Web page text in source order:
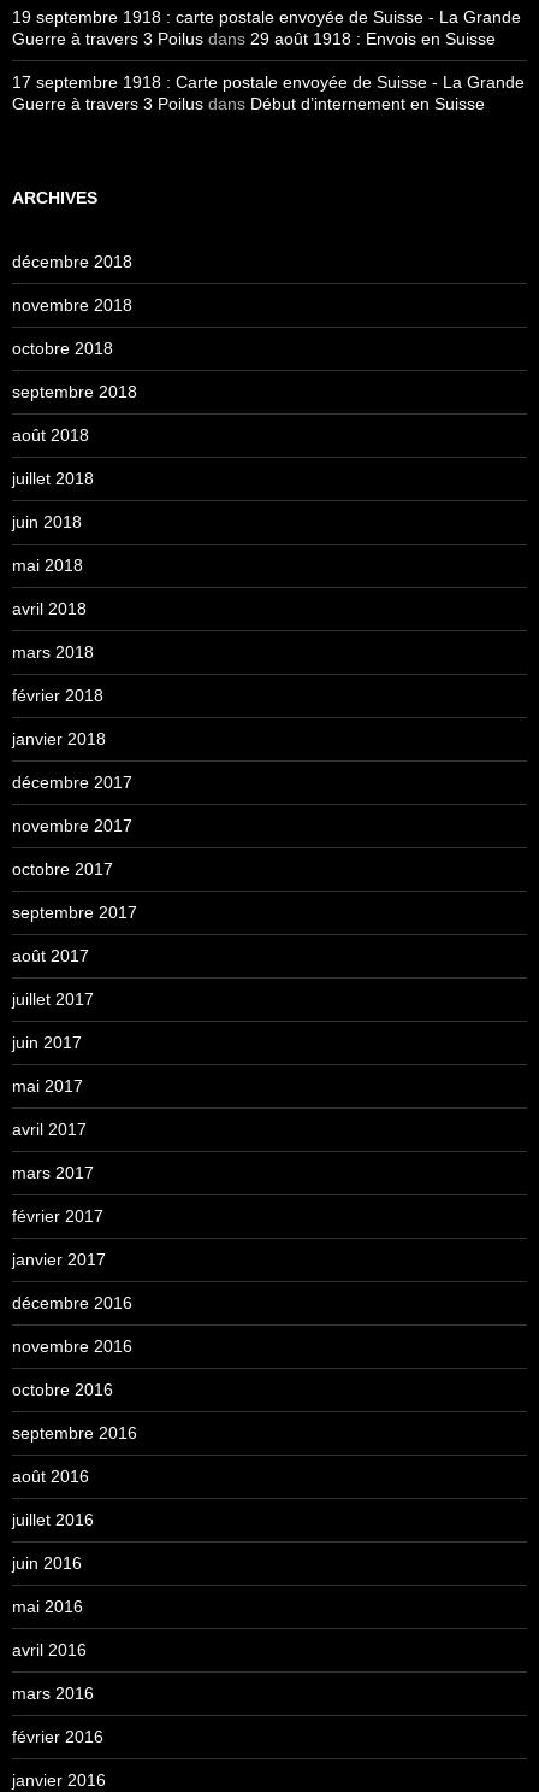
19 septembre 1918 : carte postale envoyée de Suisse - La Grande
Guerre à travers 3 Poilus dans 29 août 1918 : Envois en Suisse
17 septembre 1918 : Carte postale envoyée de Suisse - La Grande
Guerre à travers 3 Poilus dans Début d’internement en Suisse
ARCHIVES
décembre 2018
novembre 2018
octobre 2018
septembre 2018
août 2018
juillet 2018
juin 2018
mai 2018
avril 2018
mars 2018
février 2018
janvier 2018
décembre 2017
novembre 2017
octobre 2017
septembre 2017
août 2017
juillet 2017
juin 2017
mai 2017
avril 2017
mars 2017
février 2017
janvier 2017
décembre 2016
novembre 2016
octobre 2016
septembre 2016
août 2016
juillet 2016
juin 2016
mai 2016
avril 2016
mars 2016
février 2016
janvier 2016